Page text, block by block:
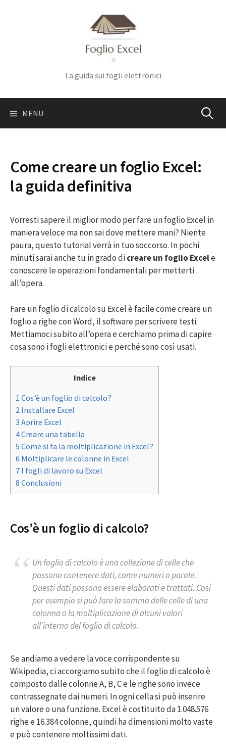
La guida sui fogli elettronici
MENU Ricerca
Come creare un foglio Excel:
la guida definitiva
Vorresti sapere il miglior modo per fare un foglio Excel in
maniera veloce ma non sai dove mettere mani? Niente
paura, questo tutorial verrà in tuo soccorso. In pochi
minuti sarai anche tu in grado dicreare un foglio Excele
conoscere le operazioni fondamentali per metterti
all’opera.
Fare un foglio di calcolo su Excel è facile come creare un
foglio a righe con Word, il software per scrivere testi.
Mettiamoci subito all’opera e cerchiamo prima di capire
cosa sono i fogli elettronici e perché sono così usati.
Indice
1 Cos’è un foglio di calcolo?
2 Installare Excel
3 Aprire Excel
4 Creare una tabella
5 Come si fa la moltiplicazione in Excel?
6 Moltiplicare le colonne in Excel
7 I fogli di lavoro su Excel
8 Conclusioni
Cos’è un foglio di calcolo?
Un foglio di calcolo è una collezione di celle che
possono contenere dati, come numeri o parole.
Questi dati possono essere elaborati e trattati. Così
per esempio si può fare la somma delle celle di una
colonna o la moltiplicazione di alcuni valori
all’interno del foglio di calcolo.
Se andiamo a vedere la voce corrispondente su
Wikipedia, ci accorgiamo subito che il foglio di calcolo è
composto dalle colonne A, B, C e le righe sono invece
contrassegnate dai numeri. In ogni cella si può inserire
un valore o una funzione. Excel è costituito da 1.048.576
righe e 16.384 colonne, quindi ha dimensioni molto vaste
e può contenere moltissimi dati.